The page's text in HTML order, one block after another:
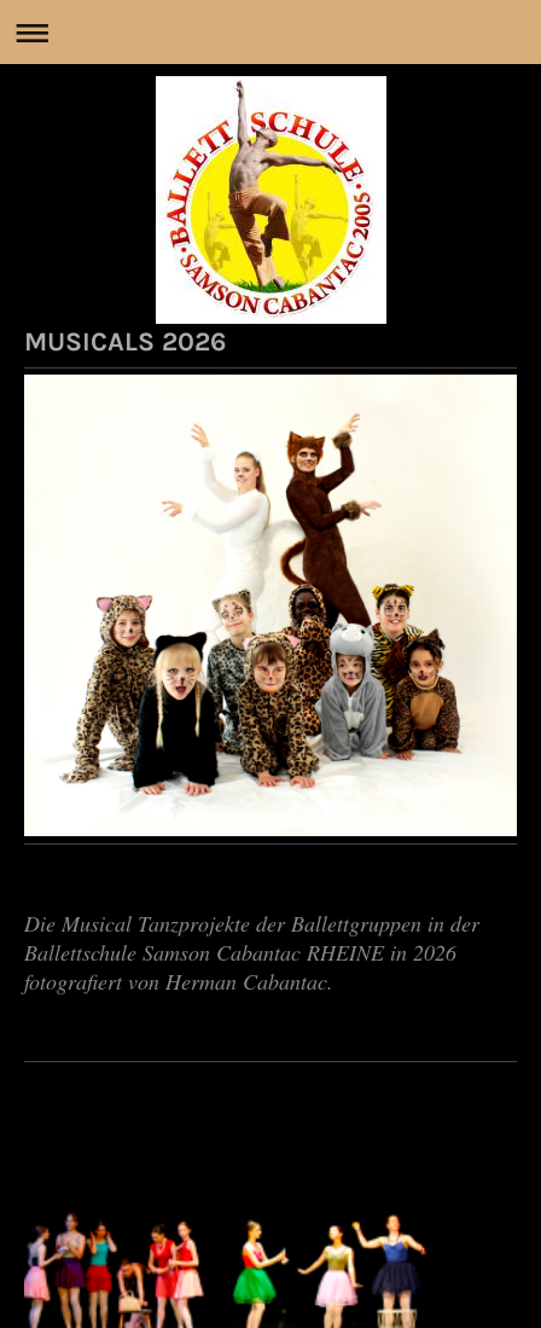
MUSICALS 2026
Die Musical Tanzprojekte der Ballettgruppen in der
Ballettschule Samson Cabantac RHEINE in 2026
fotografiert von Herman Cabantac.